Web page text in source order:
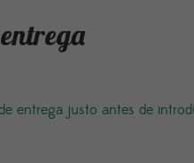
entrega justo antes de